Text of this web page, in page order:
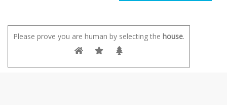
Please prove you are human by selecting the house.